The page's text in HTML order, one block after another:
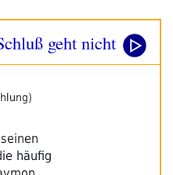
geht nicht
häufig